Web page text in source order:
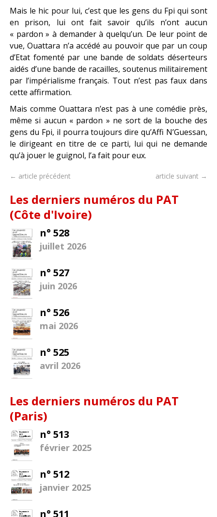
Mais le hic pour lui, c’est que les gens du Fpi qui sont
en prison, lui ont fait savoir qu’ils n’ont aucun
« pardon » à demander à quelqu’un. De leur point de
vue, Ouattara n’a accédé au pouvoir que par un coup
d’Etat fomenté par une bande de soldats déserteurs
aidés d’une bande de racailles, soutenus militairement
par l’impérialisme français. Tout n’est pas faux dans
cette affirmation.
Mais comme Ouattara n’est pas à une comédie près,
même si aucun « pardon » ne sort de la bouche des
gens du Fpi, il pourra toujours dire qu’Affi N’Guessan,
le dirigeant en titre de ce parti, lui qui ne demande
qu’à jouer le guignol, l’a fait pour eux.
← article précédent article suivant →
Les derniers numéros du PAT
(Côte d'Ivoire)
n° 528
juillet 2026
n° 527
juin 2026
n° 526
mai 2026
n° 525
avril 2026
Les derniers numéros du PAT
(Paris)
n° 513
février 2025
n° 512
janvier 2025
n° 511